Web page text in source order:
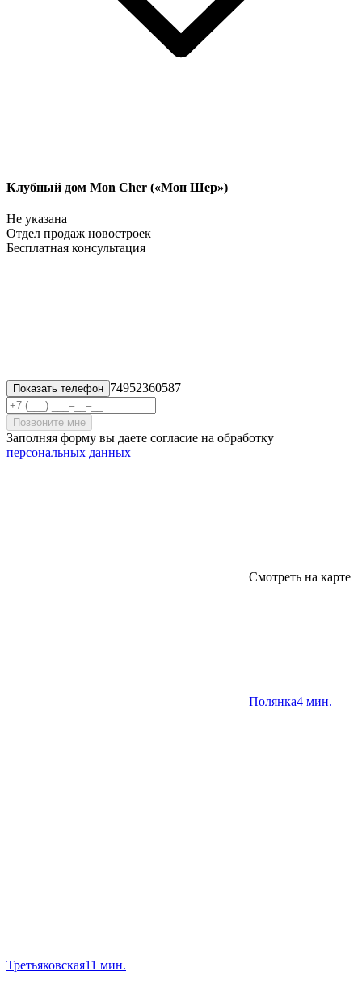
Клубный дом Mon Cher («Мон Шер»)
Не указана
Отдел продаж новостроек
Бесплатная консультация
Показать телефон 74952360587
Позвоните мне
Заполняя форму вы даете согласие на обработку
персональных данных
Смотреть на карте
Полянка4 мин.
Третьяковская11 мин.